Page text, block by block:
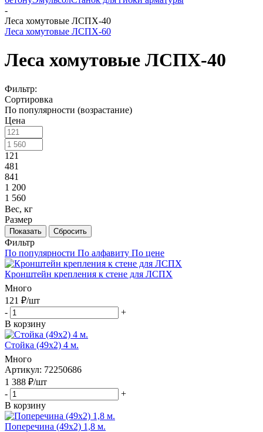
-
Леса хомутовые ЛСПХ-40
Леса хомутовые ЛСПХ-60
Леса хомутовые ЛСПХ-40
Фильтр:
Сортировка
По популярности (возрастание)
Цена
121
481
841
1 200
1 560
Вес, кг
Размер
Показать Сбросить
Фильтр
По популярности По алфавиту По цене
Кронштейн крепления к стене для ЛСПХ
Много
121 ₽/шт
-
+
В корзину
Стойка (49х2) 4 м.
Много
Артикул: 72250686
1 388 ₽/шт
-
+
В корзину
Поперечина (49х2) 1,8 м.